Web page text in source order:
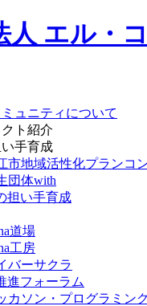
ュニティについて
ト紹介
手育成
市地域活性化プランコ
団体with
担い手育成
道場
工房
バーサクラ
進フォーラム
カソン・プログラミン